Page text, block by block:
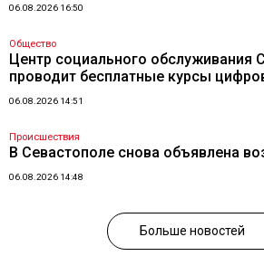
06.08.2026 16:50
Общество
Центр социального обслуживания
проводит бесплатные курсы
06.08.2026 14:51
Происшествия
В Севастополе снова объявлена
06.08.2026 14:48
Больше новостей